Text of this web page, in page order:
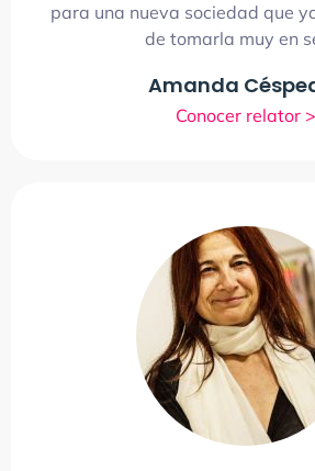
para una nueva sociedad que
de tomarla muy en
Amanda
Conocer relator >